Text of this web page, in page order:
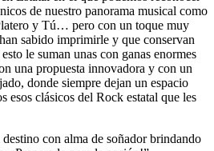
de nuestro panorama musical como
y Tú… pero con un toque muy
sabido imprimirle y que conservan
le suman unas con ganas enormes
una propuesta innovadora y con un
donde siempre dejan un espacio
esos clásicos del Rock estatal que les
con alma de soñador brindando